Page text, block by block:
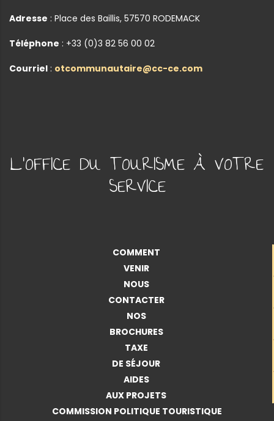
Adresse : Place des Baillis, 57570 RODEMACK
Téléphone : +33 (0)3 82 56 00 02
Courriel : otcommunautaire@cc-ce.com
L'OFFICE DU TOURISME À VOTRE
SERVICE
COMMENT
VENIR
NOUS
CONTACTER
NOS
BROCHURES
TAXE
DE SÉJOUR
AIDES
AUX PROJETS
COMMISSION POLITIQUE TOURISTIQUE